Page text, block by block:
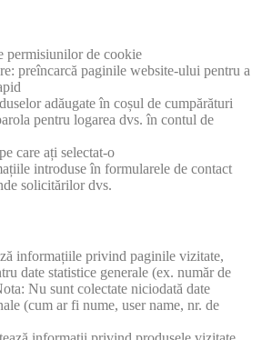
permisiunilor de cookie
preîncarcă paginile website-ului pentru a
adăugate în coșul de cumpărături
pentru logarea dvs. în contul de
care ați selectat-o
introduse în formularele de contact
solicitărilor dvs.
informațiile privind paginile vizitate,
date statistice generale (ex. număr de
Nu sunt colectate niciodată date
(cum ar fi nume, user name, nr. de